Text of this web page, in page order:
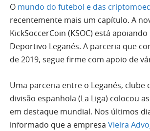
O mundo do futebol e das
recentemente mais um capítulo. A
KickSoccerCoin (KSOC) está apoiando
Deportivo Leganés. A parceria que
de 2019, segue firme com apoio de
Uma parceria entre o Leganés, clube
divisão espanhola (La Liga) colocou
em destaque mundial. Nos últimos
informado que a empresa Vieira